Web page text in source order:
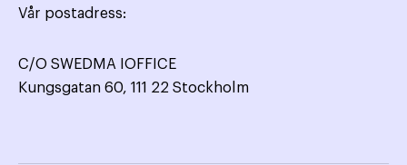
Vår postadress:
C/O SWEDMA IOFFICE
Kungsgatan 60, 111 22 Stockholm